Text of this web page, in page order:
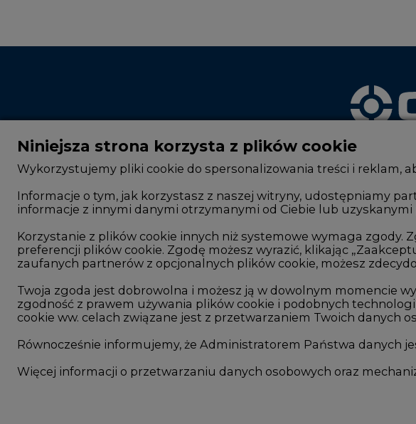
CIRE - kim jesteśmy
Reklamuj się na CIRE
Patronat medialny CIRE
ARE - wydawca portalu CIRE
Zasady korzystania z portalu
Rok 2025 na CIRE
Rok 2024 na CIRE
Rok 2023 na CIRE
Rok 2022 na CIRE
RODO
Komentarze rynkowe
Niniejsza strona korzysta z plików cookie
Wykorzystujemy pliki cookie do spersonalizowania treści i reklam,
Informacje o tym, jak korzystasz z naszej witryny, udostępniamy
informacje z innymi danymi otrzymanymi od Ciebie lub uzyskanymi
Korzystanie z plików cookie innych niż systemowe wymaga zgody.
preferencji plików cookie. Zgodę możesz wyrazić, klikając
zaufanych partnerów z opcjonalnych plików cookie, możesz
Twoja zgoda jest dobrowolna i możesz ją w dowolnym momencie
zgodność z prawem używania plików cookie i podobnych
cookie ww. celach związane jest z przetwarzaniem Twoich danych
Równocześnie informujemy, że Administratorem Państwa danych
Więcej informacji o przetwarzaniu danych osobowych oraz